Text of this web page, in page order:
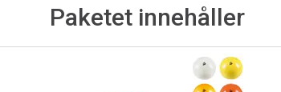
Paketet innehåller